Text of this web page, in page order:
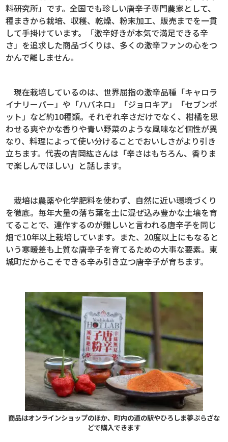
料研究所」です。全国でも珍しい唐辛子専門農家として、
種まきから栽培、収穫、乾燥、粉末加工、販売までを一貫
して手掛けています。「激辛好きが本気で満足できる辛
さ」を追求した商品づくりは、多くの激辛ファンの心をつ
かんで離しません。
現在栽培しているのは、世界屈指の激辛品種「キャロラ
イナリーパー」や「ハバネロ」「ジョロキア」「セブンポ
ット」など約10種類。それぞれ辛さだけでなく、柑橘を思
わせる爽やかな香りや青い野菜のような風味など個性が異
なり、料理によって使い分けることでおいしさがより引き
立ちます。代表の吉岡紘さんは「辛さはもちろん、香りま
で楽しんでほしい」と話します。
栽培は農薬や化学肥料を使わず、自然に近い環境づくり
を徹底。毎年大量の落ち葉を土に混ぜ込み豊かな土壌を育
てることで、連作するのが難しいと言われる唐辛子を同じ
畑で10年以上栽培しています。また、20度以上にもなると
いう寒暖差も上質な唐辛子を育てるための大事な要素。東
城町だからこそできる辛み引き立つ唐辛子が育ちます。
商品はオンラインショップのほか、町内の道の駅やひろしま夢ぷらざな
どで購入できます